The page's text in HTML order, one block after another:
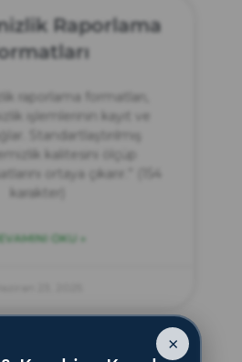
Raporlama
raporlama formatları,
işlemlerinin kayıt ve
Standartlaştırılmış
kalitesini ölçüp
ortaya çıkarır.” (154
karakter)
OKU »
×